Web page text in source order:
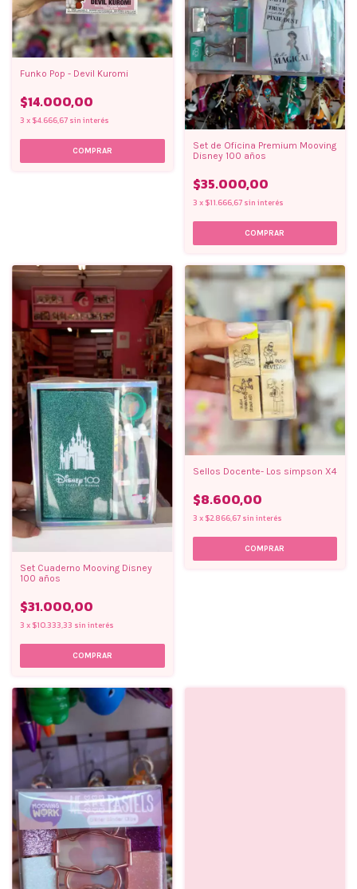
Funko Pop - Devil Kuromi
$14.000,00
3 x $4.666,67 sin interés
Set de Oficina Premium Mooving
Disney 100 años
$35.000,00
3 x $11.666,67 sin interés
Set Cuaderno Mooving Disney
100 años
$31.000,00
3 x $10.333,33 sin interés
Sellos Docente- Los simpson X4
$8.600,00
3 x $2.866,67 sin interés